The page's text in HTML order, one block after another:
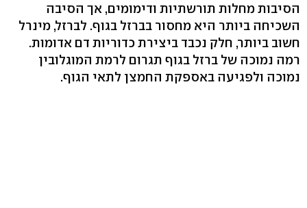
הסיבות מחלות תורשתיות ודימומים, אך הסיבה
השכיחה ביותר היא מחסור בברזל בגוף. לברזל, מינרל
חשוב ביותר, חלק נכבד ביצירת כדוריות דם אדומות.
רמה נמוכה של ברזל בגוף תגרום לרמת המוגלובין
נמוכה ולפגיעה באספקת החמצן לתאי הגוף.